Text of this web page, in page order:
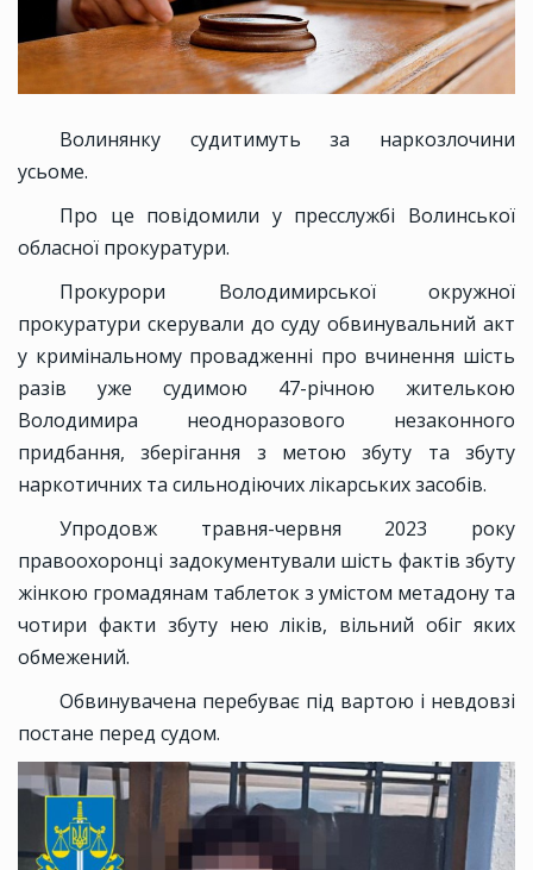
Волинянку судитимуть за наркозлочини
усьоме.
Про це повідомили у пресслужбі Волинської
обласної прокуратури.
Прокурори Володимирської окружної
прокуратури скерували до суду обвинувальний акт
у кримінальному провадженні про вчинення шість
разів уже судимою 47-річною жителькою
Володимира неодноразового незаконного
придбання, зберігання з метою збуту та збуту
наркотичних та сильнодіючих лікарських засобів.
Упродовж травня-червня 2023 року
правоохоронці задокументували шість фактів збуту
жінкою громадянам таблеток з умістом метадону та
чотири факти збуту нею ліків, вільний обіг яких
обмежений.
Обвинувачена перебуває під вартою і невдовзі
постане перед судом.